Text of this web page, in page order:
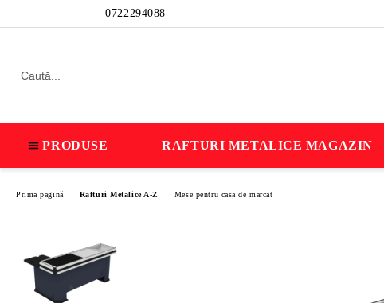
0722294088
PRODUSE RAFTURI METALICE MAGAZIN
Prima pagină Rafturi Metalice A-Z Mese pentru casa de marcat